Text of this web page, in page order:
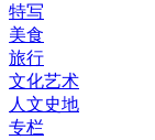
特写
美食
旅行
文化艺术
人文史地
专栏